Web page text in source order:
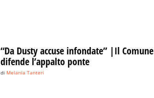
“Da Dusty accuse infondate” |Il Comune
difende l’appalto ponte
di Melania Tanteri